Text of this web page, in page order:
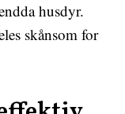
husdyr.
skånsom for